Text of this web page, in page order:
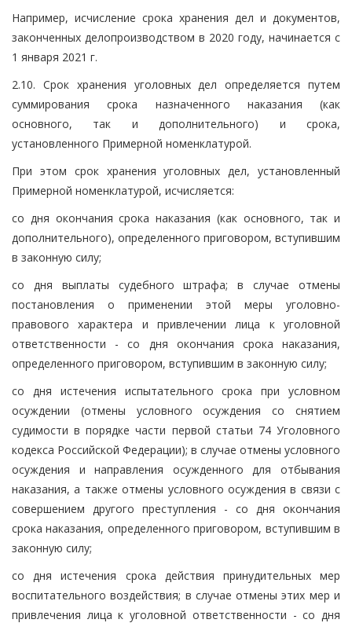
Например, исчисление срока хранения дел и документов,
законченных делопроизводством в 2020 году, начинается с
1 января 2021 г.
2.10. Срок хранения уголовных дел определяется путем
суммирования срока назначенного наказания (как
основного, так и дополнительного) и срока,
установленного Примерной номенклатурой.
При этом срок хранения уголовных дел, установленный
Примерной номенклатурой, исчисляется:
со дня окончания срока наказания (как основного, так и
дополнительного), определенного приговором, вступившим
в законную силу;
со дня выплаты судебного штрафа; в случае отмены
постановления о применении этой меры уголовно-
правового характера и привлечении лица к уголовной
ответственности - со дня окончания срока наказания,
определенного приговором, вступившим в законную силу;
со дня истечения испытательного срока при условном
осуждении (отмены условного осуждения со снятием
судимости в порядке части первой статьи 74 Уголовного
кодекса Российской Федерации); в случае отмены условного
осуждения и направления осужденного для отбывания
наказания, а также отмены условного осуждения в связи с
совершением другого преступления - со дня окончания
срока наказания, определенного приговором, вступившим в
законную силу;
со дня истечения срока действия принудительных мер
воспитательного воздействия; в случае отмены этих мер и
привлечения лица к уголовной ответственности - со дня